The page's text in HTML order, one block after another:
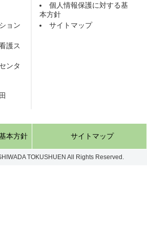
ョン
護ス
ンタ
個人情報保護に対する基
本方針
サイトマップ
TOKUSHUEN All Rights Reserved.
本方針 サイトマップ